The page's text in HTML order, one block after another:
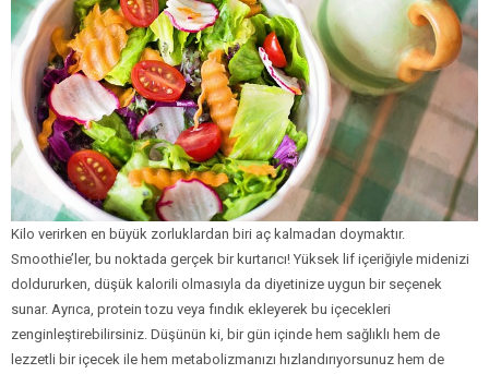
Kilo verirken en büyük zorluklardan biri aç kalmadan doymaktır.
Smoothie’ler, bu noktada gerçek bir kurtarıcı! Yüksek lif içeriğiyle midenizi
doldururken, düşük kalorili olmasıyla da diyetinize uygun bir seçenek
sunar. Ayrıca, protein tozu veya fındık ekleyerek bu içecekleri
zenginleştirebilirsiniz. Düşünün ki, bir gün içinde hem sağlıklı hem de
lezzetli bir içecek ile hem metabolizmanızı hızlandırıyorsunuz hem de